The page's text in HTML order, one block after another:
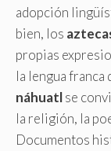
adopción
bien, los
propias
la lengua franca
náhuatlse
la religión, la
Documentos